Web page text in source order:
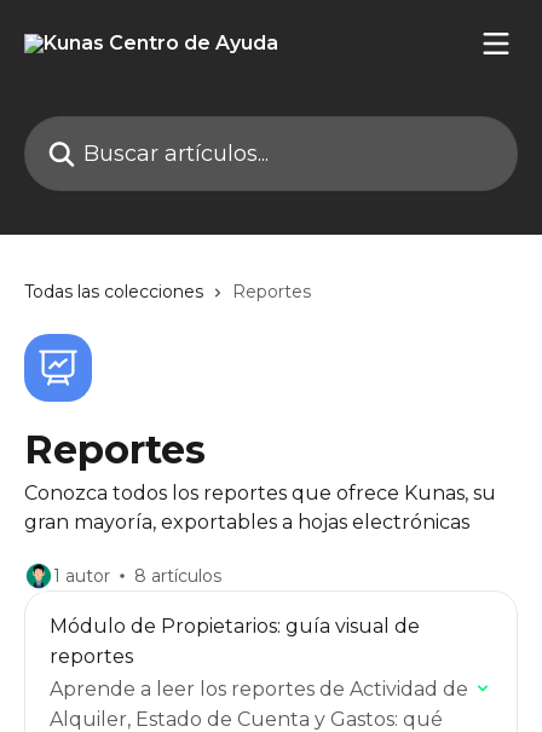
Buscar artículos...
Todas las colecciones Reportes
Reportes
Conozca todos los reportes que ofrece Kunas, su
gran mayoría, exportables a hojas electrónicas
1 autor 8 artículos
Módulo de Propietarios: guía visual de
reportes
Aprende a leer los reportes de Actividad de
Alquiler, Estado de Cuenta y Gastos: qué